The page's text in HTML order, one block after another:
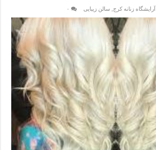
آرایشگاه زنانه کرج ,سالن زیبایی ۰